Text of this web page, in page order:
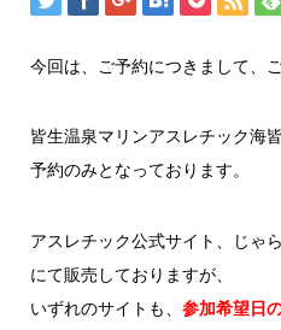
今回は、ご予約につきまして、
皆生温泉マリンアスレチック海
予約のみとなっております。
アスレチック公式サイト、じゃ
にて販売しておりますが、
いずれのサイトも、 参加希望日